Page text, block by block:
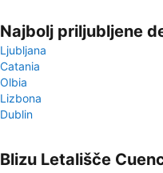
Najbolj priljubljene
Ljubljana
Catania
Olbia
Lizbona
Dublin
Blizu Letališče